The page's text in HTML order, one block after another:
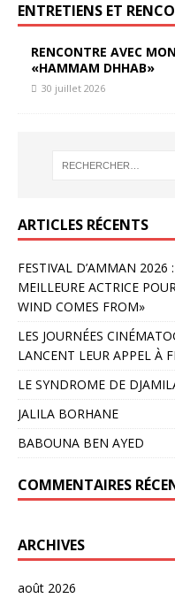
ENTRETIENS ET
RENCONTRE AVEC
«HAMMAM DHHAB»
30 juillet 2026
ARTICLES RÉCENTS
FESTIVAL D’AMMAN 2026
MEILLEURE ACTRICE
WIND COMES FROM»
LES JOURNÉES
LANCENT LEUR APPEL À
LE SYNDROME DE
JALILA BORHANE
BABOUNA BEN AYED
COMMENTAIRES
ARCHIVES
août 2026